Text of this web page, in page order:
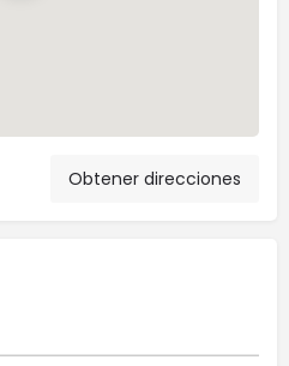
Obtener direcciones